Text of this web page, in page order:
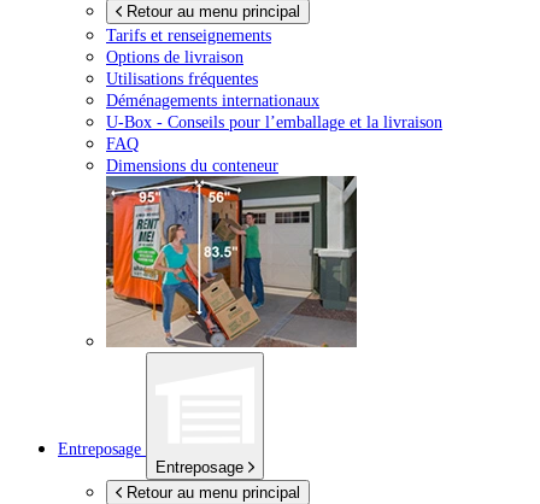
Retour au menu principal
Tarifs et renseignements
Options de livraison
Utilisations fréquentes
Déménagements internationaux
U-Box - Conseils pour l’emballage et la livraison
FAQ
Dimensions du conteneur
Entreposage
Entreposage
Retour au menu principal